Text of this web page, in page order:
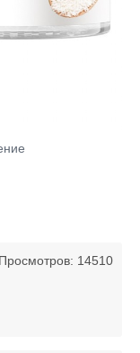
Просмотров: 14510